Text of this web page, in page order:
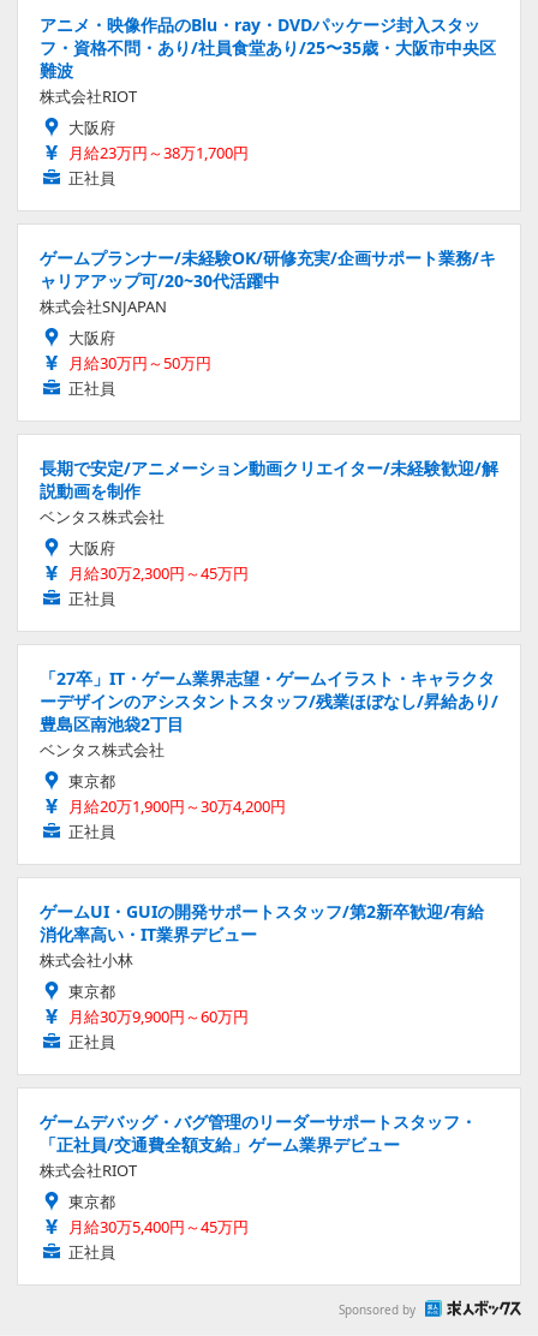
アニメ・映像作品のBlu・ray・DVDパッケージ封入スタッ
フ・資格不問・あり/社員食堂あり/25〜35歳・大阪市中央区
難波
株式会社RIOT
大阪府
月給23万円～38万1,700円
正社員
ゲームプランナー/未経験OK/研修充実/企画サポート業務/キ
ャリアアップ可/20~30代活躍中
株式会社SNJAPAN
大阪府
月給30万円～50万円
正社員
長期で安定/アニメーション動画クリエイター/未経験歓迎/解
説動画を制作
ベンタス株式会社
大阪府
月給30万2,300円～45万円
正社員
「27卒」IT・ゲーム業界志望・ゲームイラスト・キャラクタ
ーデザインのアシスタントスタッフ/残業ほぼなし/昇給あり/
豊島区南池袋2丁目
ベンタス株式会社
東京都
月給20万1,900円～30万4,200円
正社員
ゲームUI・GUIの開発サポートスタッフ/第2新卒歓迎/有給
消化率高い・IT業界デビュー
株式会社小林
東京都
月給30万9,900円～60万円
正社員
ゲームデバッグ・バグ管理のリーダーサポートスタッフ・
「正社員/交通費全額支給」ゲーム業界デビュー
株式会社RIOT
東京都
月給30万5,400円～45万円
正社員
Sponsored by